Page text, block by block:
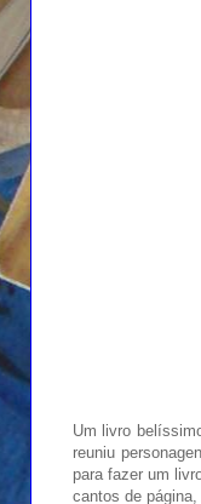
Um livro
reuniu
para fazer um
cantos de